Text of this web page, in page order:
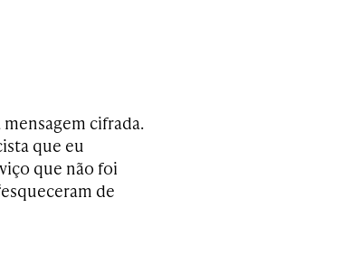
cifrada.
que eu
que não foi
de